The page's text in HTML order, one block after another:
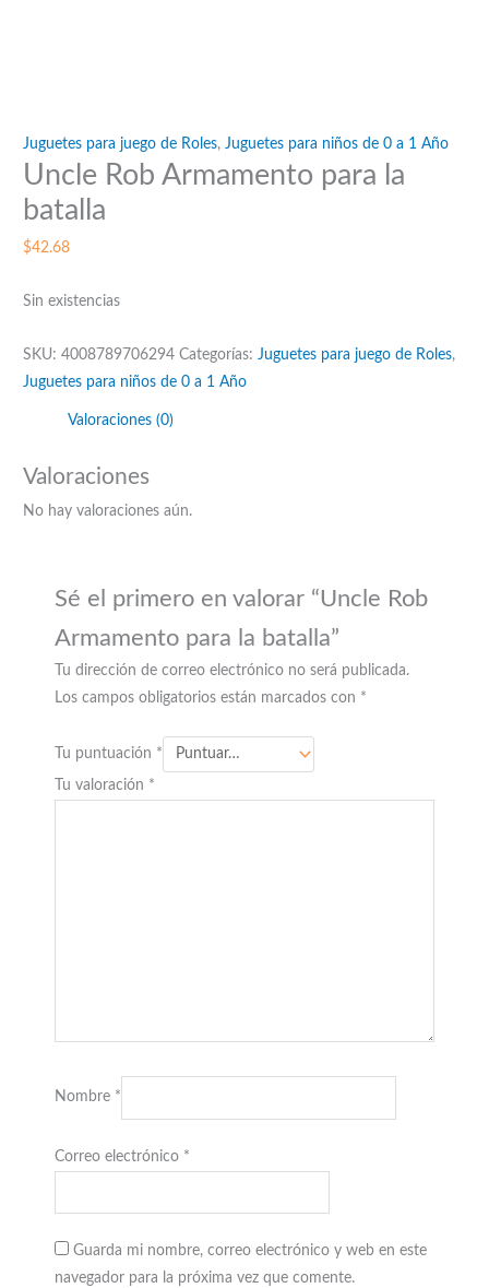
Juguetes para juego de Roles,Juguetes para niños de 0 a 1 Año
Uncle Rob Armamento para la
batalla
$42.68
Sin existencias
SKU:4008789706294 Categorías: Juguetes para juego de Roles,
Juguetes para niños de 0 a 1 Año
Valoraciones (0)
Valoraciones
No hay valoraciones aún.
Sé el primero en valorar “Uncle Rob
Armamento para la batalla”
Tu dirección de correo electrónico no será publicada.
Los campos obligatorios están marcados con *
Tu puntuación *
Tu valoración *
Nombre *
Correo electrónico *
Guarda mi nombre, correo electrónico y web en este
navegador para la próxima vez que comente.